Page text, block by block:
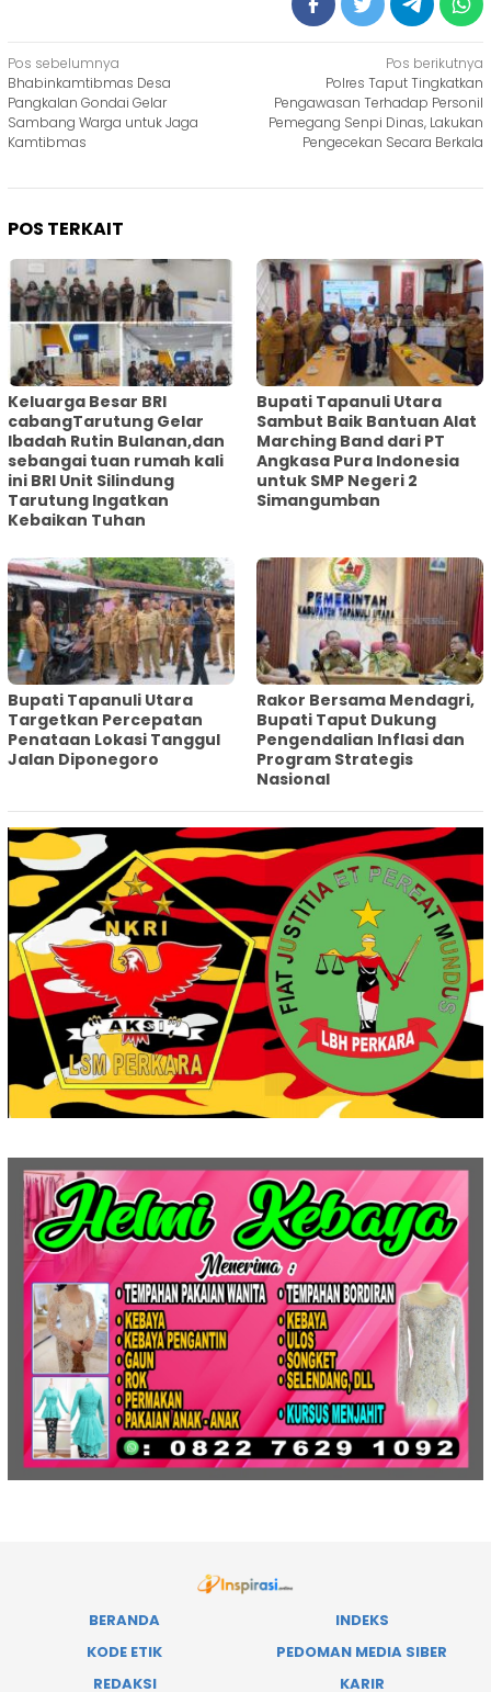
Navigasi
pos
Pos sebelumnya
Bhabinkamtibmas Desa
Pangkalan Gondai Gelar
Sambang Warga untuk Jaga
Kamtibmas
Pos berikutnya
Polres Taput Tingkatkan
Pengawasan Terhadap Personil
Pemegang Senpi Dinas, Lakukan
Pengecekan Secara Berkala
POS TERKAIT
Keluarga Besar BRI
cabangTarutung Gelar
Ibadah Rutin Bulanan,dan
sebangai tuan rumah kali
ini BRI Unit Silindung
Tarutung Ingatkan
Kebaikan Tuhan
Bupati Tapanuli Utara
Sambut Baik Bantuan Alat
Marching Band dari PT
Angkasa Pura Indonesia
untuk SMP Negeri 2
Simangumban
‎Bupati Tapanuli Utara
Targetkan Percepatan
Penataan Lokasi Tanggul
Jalan Diponegoro
Rakor Bersama Mendagri,
Bupati Taput Dukung
Pengendalian Inflasi dan
Program Strategis
Nasional‎
BERANDA
INDEKS
KODE ETIK
PEDOMAN MEDIA SIBER
REDAKSI
KARIR